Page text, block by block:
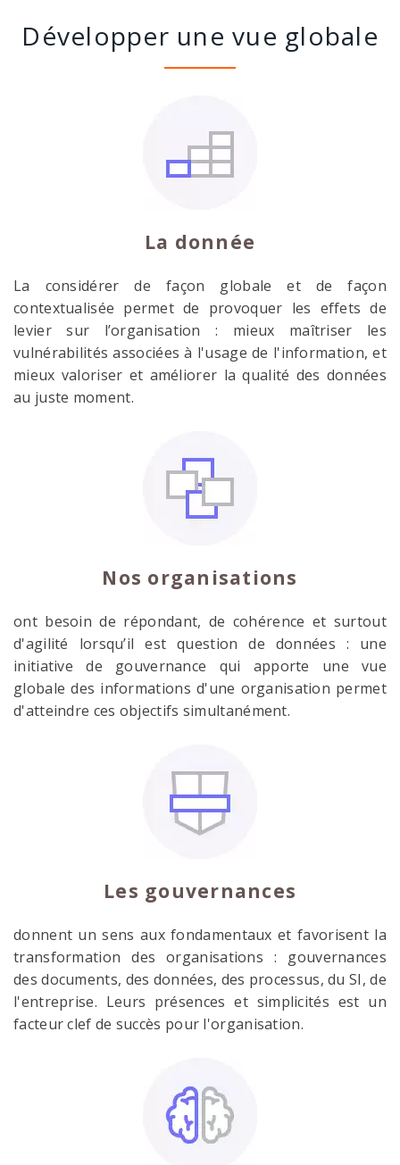
Développer une vue globale
La donnée
La considérer de façon globale et de façon
contextualisée permet de provoquer les effets de
levier sur l’organisation : mieux maîtriser les
vulnérabilités associées à l'usage de l'information, et
mieux valoriser et améliorer la qualité des données
au juste moment.
Nos organisations
ont besoin de répondant, de cohérence et surtout
d'agilité lorsqu’il est question de données : une
initiative de gouvernance qui apporte une vue
globale des informations d'une organisation permet
d'atteindre ces objectifs simultanément.
Les gouvernances
donnent un sens aux fondamentaux et favorisent la
transformation des organisations : gouvernances
des documents, des données, des processus, du SI, de
l'entreprise. Leurs présences et simplicités est un
facteur clef de succès pour l'organisation.